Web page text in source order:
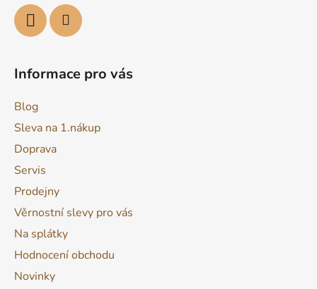
Informace pro vás
Blog
Sleva na 1.nákup
Doprava
Servis
Prodejny
Věrnostní slevy pro vás
Na splátky
Hodnocení obchodu
Novinky